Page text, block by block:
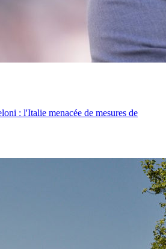
: l'Italie menacée de mesures de